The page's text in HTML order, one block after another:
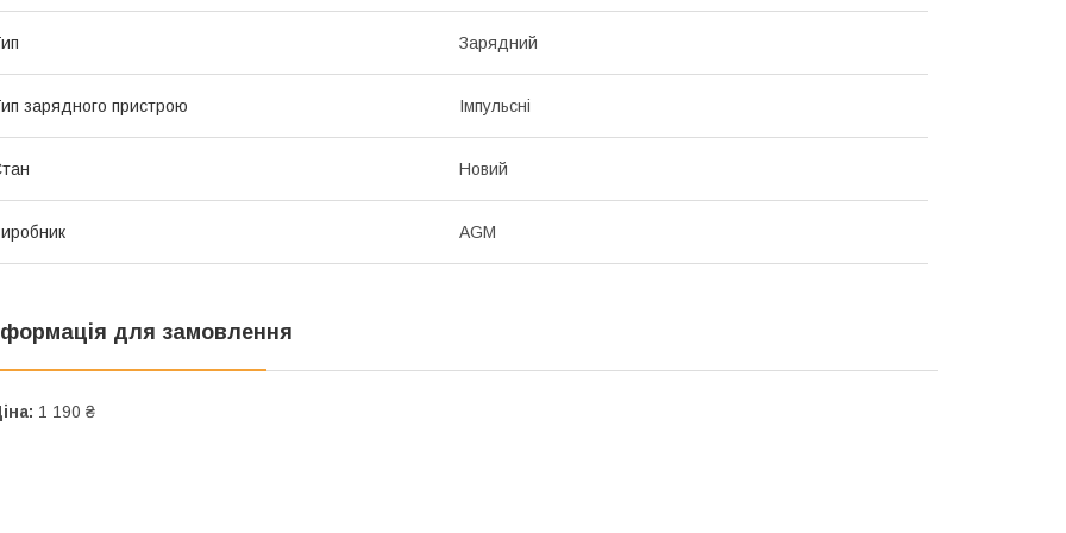
Зарядний
зарядного пристрою Імпульсні
Новий
AGM
для замовлення
1 190 ₴